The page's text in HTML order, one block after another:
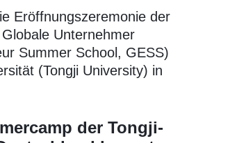
Eröffnungszeremonie der
Unternehmer
Summer School, GESS)
(Tongji University) in
der Tongji-